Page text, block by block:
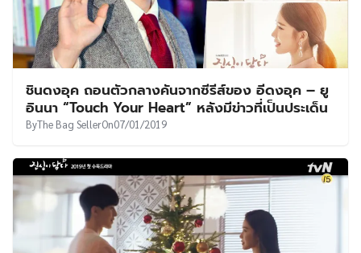
ชินดงอุค ถอนตัวกลางคันจากซีรีส์ของ อีดงอุค – ยู
อินนา “Touch Your Heart” หลังมีข่าวที่เป็นประเด็น
ByThe Bag SellerOn07/01/2019